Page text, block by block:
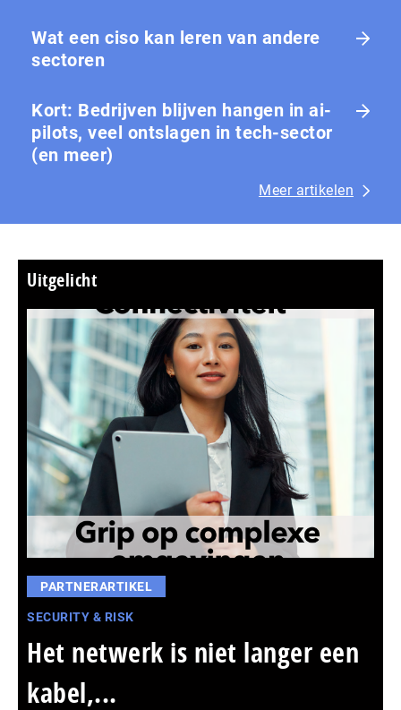
Wat een ciso kan leren van andere
sectoren
Kort: Bedrijven blijven hangen in ai-
pilots, veel ontslagen in tech-sector
(en meer)
Meer artikelen
Uitgelicht
PARTNERARTIKEL
SECURITY & RISK
Het netwerk is niet langer een
kabel,...